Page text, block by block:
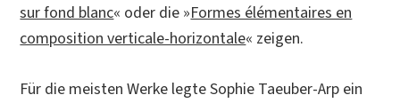
sur fond blanc« oder die »Formes élémentaires en
composition verticale-horizontale« zeigen.
Für die meisten Werke legte Sophie Taeuber-Arp ein